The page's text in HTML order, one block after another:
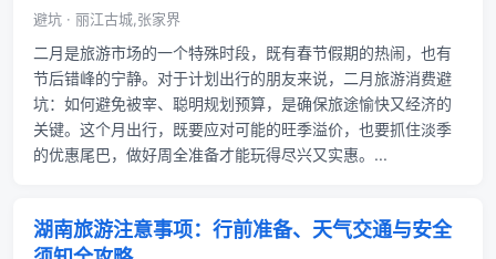
避坑 · 丽江古城,张家界
二月是旅游市场的一个特殊时段，既有春节假期的热闹，也有
节后错峰的宁静。对于计划出行的朋友来说，二月旅游消费避
坑：如何避免被宰、聪明规划预算，是确保旅途愉快又经济的
关键。这个月出行，既要应对可能的旺季溢价，也要抓住淡季
的优惠尾巴，做好周全准备才能玩得尽兴又实惠。...
湖南旅游注意事项：行前准备、天气交通与安全